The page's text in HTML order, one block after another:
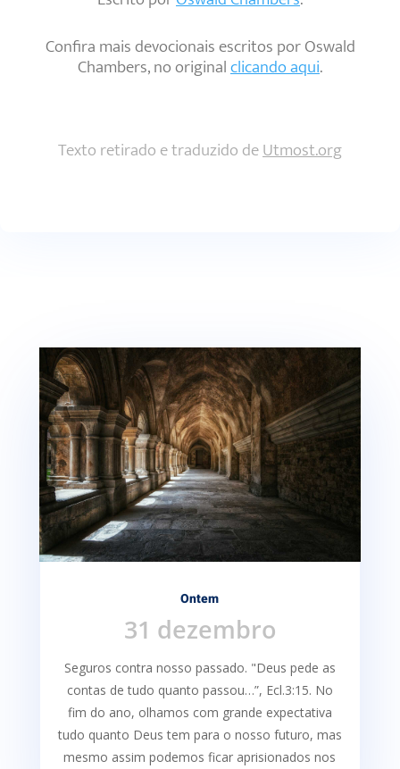
Confira mais devocionais escritos por Oswald
Chambers, no originalclicando aqui.
Texto retirado e traduzido deUtmost.org
Ontem
31 dezembro
Seguros contra nosso passado. "Deus pede as
contas de tudo quanto passou…”, Ecl.3:15. No
fim do ano, olhamos com grande expectativa
tudo quanto Deus tem para o nosso futuro, mas
mesmo assim podemos ficar aprisionados nos